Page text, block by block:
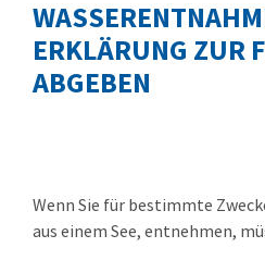
ERKLÄRUNG ZUR
ABGEBEN
Wenn Sie für bestimmte
aus einem See, entnehmen,